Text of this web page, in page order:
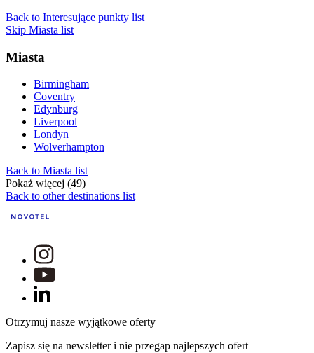
Back to Interesujące punkty list
Skip Miasta list
Miasta
Birmingham
Coventry
Edynburg
Liverpool
Londyn
Wolverhampton
Back to Miasta list
Pokaż więcej (49)
Back to other destinations list
Otrzymuj nasze wyjątkowe oferty
Zapisz się na newsletter i nie przegap najlepszych ofert